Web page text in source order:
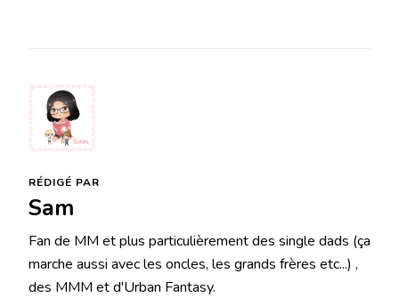
RÉDIGÉ PAR
Sam
Fan de MM et plus particulièrement des single dads (ça
marche aussi avec les oncles, les grands frères etc...) ,
des MMM et d'Urban Fantasy.